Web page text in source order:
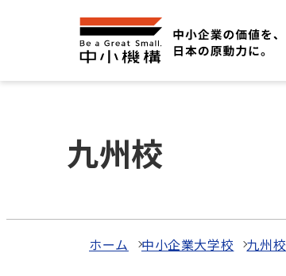
九州校
ホーム 中小企業大学校 九州校